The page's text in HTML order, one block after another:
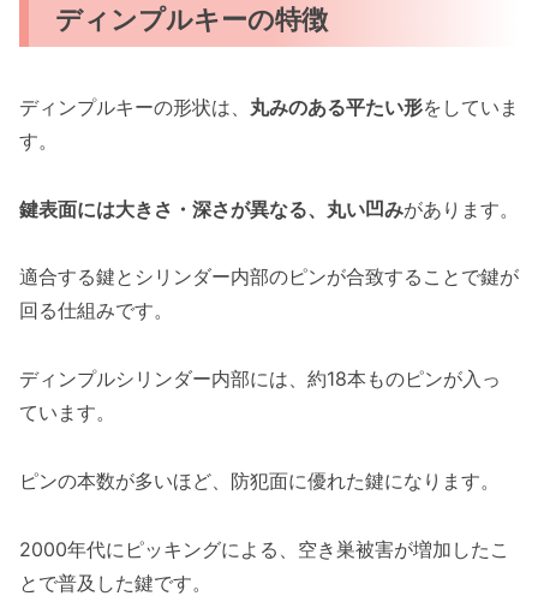
ディンプルキーの特徴
ディンプルキーの形状は、 丸みのある平たい形をしていま
す。
鍵表面には大きさ・深さが異なる、丸い凹みがあります。
適合する鍵とシリンダー内部のピンが合致することで鍵が
回る仕組みです。
ディンプルシリンダー内部には、約18本ものピンが入っ
ています。
ピンの本数が多いほど、防犯面に優れた鍵になります。
2000年代にピッキングによる、空き巣被害が増加したこ
とで普及した鍵です。